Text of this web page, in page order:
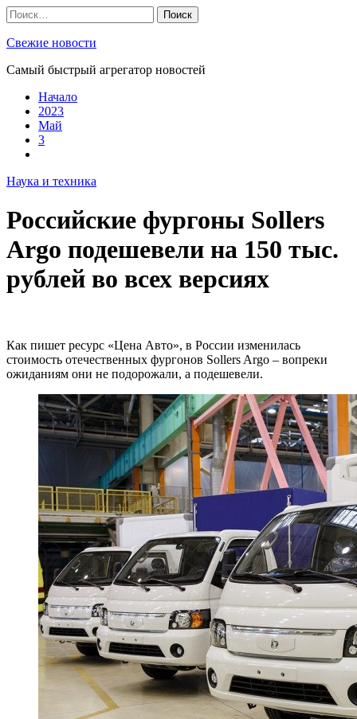
Skip
to
content
Найти:
Свежие новости
Самый быстрый агрегатор новостей
Начало
2023
Май
3
Наука и техника
Российские фургоны Sollers
Argo подешевели на 150 тыс.
рублей во всех версиях
Как пишет ресурс «Цена Авто», в России изменилась
стоимость отечественных фургонов Sollers Argo – вопреки
ожиданиям они не подорожали, а подешевели.